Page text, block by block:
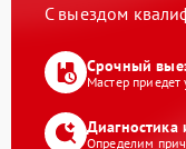
С выездом
Срочный
Мастер
Диагностика
Определим